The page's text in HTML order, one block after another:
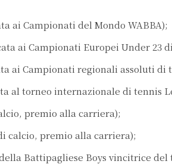
ai Campionati del Mondo WABBA);
ai Campionati Europei Under 23
ai Campionati regionali assoluti di
al torneo internazionale di tennis
premio alla carriera);
calcio, premio alla carriera);
Battipagliese Boys vincitrice del